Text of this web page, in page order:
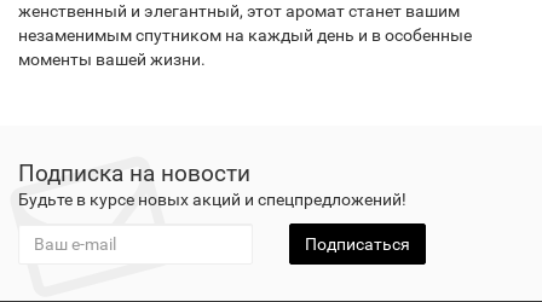
женственный и элегантный, этот аромат станет вашим
незаменимым спутником на каждый день и в особенные
моменты вашей жизни.
Подписка на новости
Будьте в курсе новых акций и спецпредложений!
Подписаться